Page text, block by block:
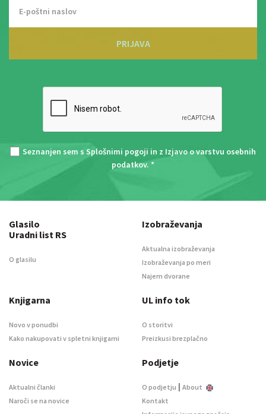
PRIJAVA
Seznanjen sem s Splošnimi pogoji in z Izjavo o varstvu osebnih
podatkov. *
Glasilo
Uradni list RS
O glasilu
Izobraževanja
Aktualna izobraževanja
Izobraževanja po meri
Najem dvorane
Knjigarna
Novo v ponudbi
Kako nakupovati v spletni knjigarni
UL info tok
O storitvi
Preizkusi brezplačno
Novice
Aktualni članki
Naroči se na novice
Podjetje
O podjetju | About
Kontakt